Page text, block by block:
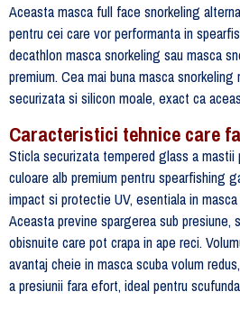
Aceasta masca full face snorkeling
pentru cei care vor performanta in
decathlon masca snorkeling sau masca
premium. Cea mai buna masca snorkeling
securizata si silicon moale, exact ca
Caracteristici tehnice care
Sticla securizata tempered glass a mastii
culoare alb premium pentru spearfishing
impact si protectie UV, esentiala in
Aceasta previne spargerea sub presiune,
obisnuite care pot crapa in ape reci.
avantaj cheie in masca scuba volum
a presiunii fara efort, ideal pentru